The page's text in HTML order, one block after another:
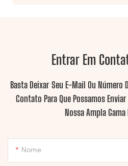
Entrar Em
Basta Deixar Seu E-Mail Ou Número
Contato Para Que Possamos
Nossa Ampla
Nome